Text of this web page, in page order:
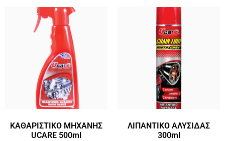
ΚΑΘΑΡΙΣΤΙΚΟ ΜΗΧΑΝΗΣ
UCARE 500ml
ΛΙΠΑΝΤΙΚΟ ΑΛΥΣΙΔΑΣ
300ml